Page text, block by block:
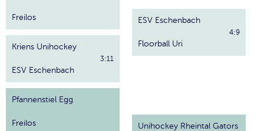
Freilos
Kriens Unihockey
ESV Eschenbach
3:11
Pfannenstiel Egg
Freilos
ESV Eschenbach
Floorball Uri
4:9
Unihockey Rheintal Gators